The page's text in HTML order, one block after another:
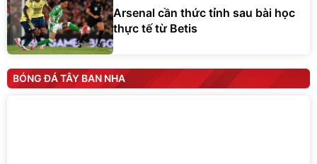
Arsenal cần thức tỉnh sau bài học
thực tế từ Betis
BÓNG ĐÁ TÂY BAN NHA